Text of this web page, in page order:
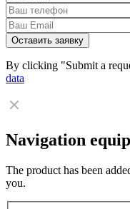
By clicking "Submit a
data
Navigation
The product has been
you.